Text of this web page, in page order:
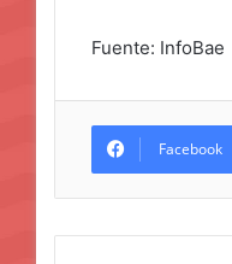
Fuente: InfoBae
Facebook